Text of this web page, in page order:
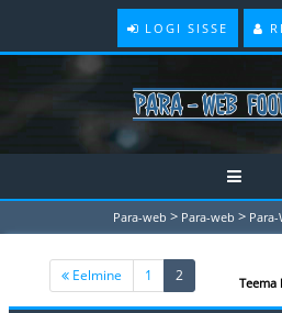
LOGI SISSE
Para-web > Para-web >
Eelmine 1 2 Teema